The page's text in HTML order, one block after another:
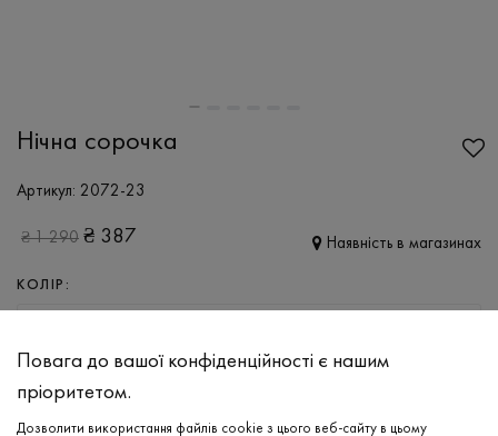
Нічна сорочка
Артикул: 2072-23
₴1 290 ₴ 387 Наявність в магазинах
КОЛІР:
Повага до вашої конфіденційності є нашим
пріоритетом.
Дозволити використання файлів cookie з цього веб-сайту в цьому